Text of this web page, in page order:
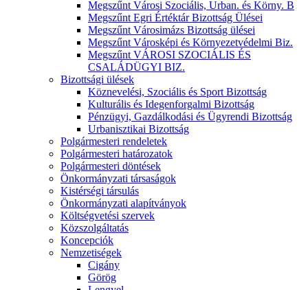
Megszűnt Városi Szociális, Urban. és Körny. B
Megszűnt Egri Értéktár Bizottság Ülései
Megszűnt Városimázs Bizottság ülései
Megszűnt Városképi és Környezetvédelmi Biz.
Megszűnt VÁROSI SZOCIÁLIS ÉS
CSALÁDÜGYI BIZ.
Bizottsági ülések
Köznevelési, Szociális és Sport Bizottság
Kulturális és Idegenforgalmi Bizottság
Pénzügyi, Gazdálkodási és Ügyrendi Bizottság
Urbanisztikai Bizottság
Polgármesteri rendeletek
Polgármesteri határozatok
Polgármesteri döntések
Önkormányzati társaságok
Kistérségi társulás
Önkormányzati alapítványok
Költségvetési szervek
Közszolgáltatás
Koncepciók
Nemzetiségek
Cigány
Görög